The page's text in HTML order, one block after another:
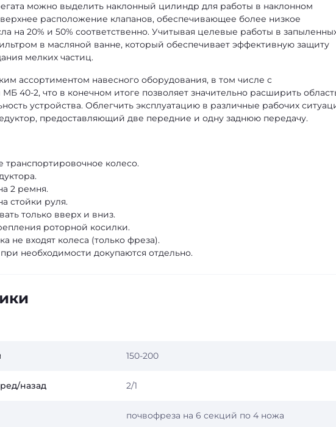
можно выделить наклонный цилиндр для работы в наклонном
расположение клапанов, обеспечивающее более низкое
на 20% и 50% соответственно. Учитывая целевые работы в
в масляной ванне, который обеспечивает эффективную защиту
мелких частиц.
ассортиментом навесного оборудования, в том числе с
40-2, что в конечном итоге позволяет значительно расширить
устройства. Облегчить эксплуатацию в различные рабочих
предоставляющий две передние и одну заднюю передачу.
транспортировочное колесо.
2 ремня.
стойки руля.
только вверх и вниз.
роторной косилки.
не входят колеса (только фреза).
необходимости докупаются отдельно.
150-200
назад 2/1
почвофреза на 6 секций по 4 ножа